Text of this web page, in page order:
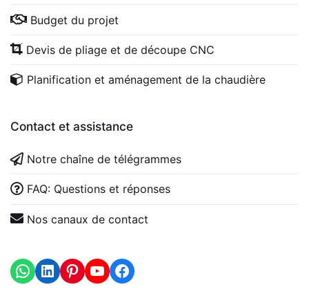
Budget du projet
Devis de pliage et de découpe CNC
Planification et aménagement de la chaudière
Contact et assistance
Notre chaîne de télégrammes
FAQ: Questions et réponses
Nos canaux de contact
WhatsApp
LinkedInhttps://